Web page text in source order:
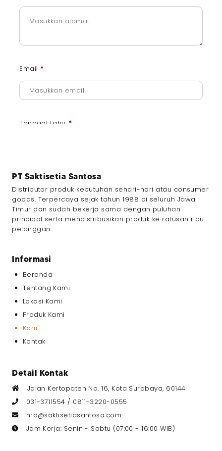
Email *
Tanggal Lahir *
Jenis Kelamin*
Pendidikan Terakhir
Gaji yang Diharapkan
Upload CV dan Portfolio
Info Tambahan
PT Saktisetia Santosa
Distributor produk kebutuhan sehari-hari atau consumer
goods. Terpercaya sejak tahun 1988 di seluruh Jawa
Timur dan sudah bekerja sama dengan puluhan
principal serta mendistribusikan produk ke ratusan ribu
pelanggan.
Informasi
Beranda
Tentang Kami
Lokasi Kami
Produk Kami
Karir
Kontak
Detail Kontak
Jalan Kertopaten No. 16, Kota Surabaya, 60144
031-3711554 / 0811-3220-0555
hrd@saktisetiasantosa.com
Jam Kerja: Senin - Sabtu (07:00 - 16:00 WIB)